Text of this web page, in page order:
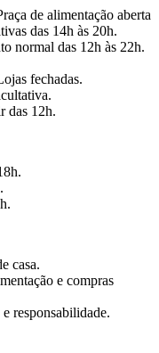
de alimentação aberta
das 14h às 20h.
normal das 12h às 22h.
fechadas.
das 12h.
casa.
e compras
responsabilidade.